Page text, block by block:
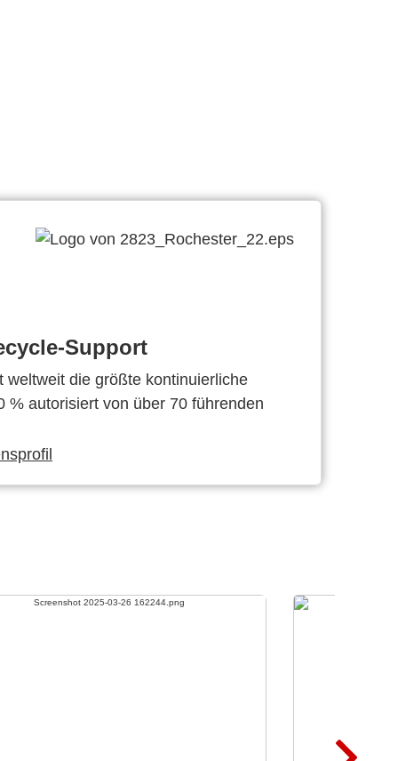
Support
weltweit die größte kontinuierliche
% autorisiert von über 70 führenden